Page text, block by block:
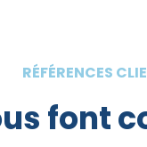
RÉFÉRENCES
font